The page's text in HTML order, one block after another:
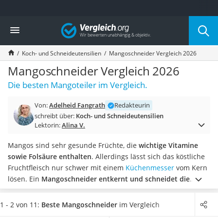
Die beliebtesten Vergleiche nach Kategorie
Haushalt
Wassersprudler
Zentralstaubsauger
Brotbackautomat
Wischroboter
Wäschespinne
Spülmaschinentabs
Akku-Staubsauger
AEG-Waschmaschine
Saug-Wisch-Roboter
Handstaubsauger
Milchaufschäumer
Kondenstrockner
Reiskocher
Vergleich
Koch- und Schneideutensilien Mangoschneider Vergleich 2026
Mangoschneider Vergleich 2026
Die besten Mangoteiler im Vergleich.
Von:Adelheid Fangrath
Redakteurin
schreibt über: Koch- und Schneideutensilien
Lektorin:Alina V.
Mangos sind sehr gesunde Früchte, die wichtige Vitamine
sowie Folsäure enthalten. Allerdings lässt sich das köstliche
Fruchtfleisch nur schwer mit einem Küchenmesser vom Kern
lösen. Ein Mangoschneider entkernt und schneidet die
Fruchtschnell und unkompliziert.Die meisten
Mangoschneider lassen sich einfach reinigen und
sind sogar
1 - 2 von 11: Beste Mangoschneider im Vergleich